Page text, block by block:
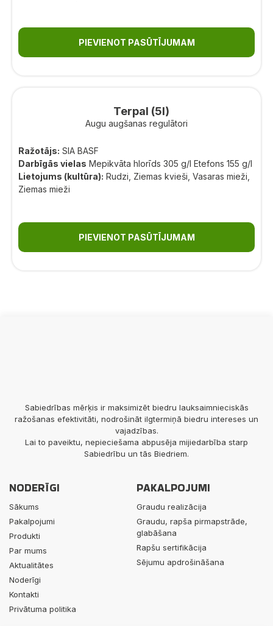
PIEVIENOT PASŪTĪJUMAM
Terpal (5l)
Augu augšanas regulātori
Ražotājs: SIA BASF
Darbīgās vielas Mepikvāta hlorīds 305 g/l Etefons 155 g/l
Lietojums (kultūra): Rudzi, Ziemas kvieši, Vasaras mieži,
Ziemas mieži
PIEVIENOT PASŪTĪJUMAM
Sabiedrības mērķis ir maksimizēt biedru lauksaimnieciskās
ražošanas efektivitāti, nodrošināt ilgtermiņā biedru intereses un
vajadzības.
Lai to paveiktu, nepieciešama abpusēja mijiedarbība starp
Sabiedrību un tās Biedriem.
NODERĪGI
Sākums
Pakalpojumi
Produkti
Par mums
Aktualitātes
Noderīgi
Kontakti
Privātuma politika
PAKALPOJUMI
Graudu realizācija
Graudu, rapša pirmapstrāde,
glabāšana
Rapšu sertifikācija
Sējumu apdrošināšana